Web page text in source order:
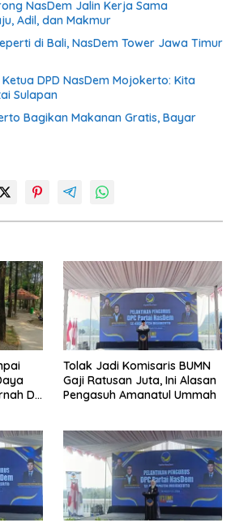
NasDem Jalin Kerja Sama
Adil, dan Makmur
di Bali, NasDem Tower Jawa Timur
DPD NasDem Mojokerto: Kita
Sulapan
Bagikan Makanan Gratis, Bayar
De
Tolak Jadi Komisaris BUMN
Gaji Ratusan Juta, Ini Alasan
Pengasuh Amanatul Ummah